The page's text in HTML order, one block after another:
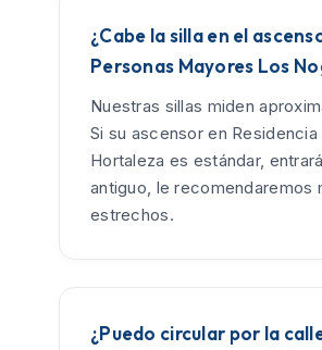
¿Cabe la silla en el
Personas Mayores Los
Nuestras sillas miden
Si su ascensor en
Hortaleza es estándar,
antiguo, le
estrechos.
¿Puedo circular por la